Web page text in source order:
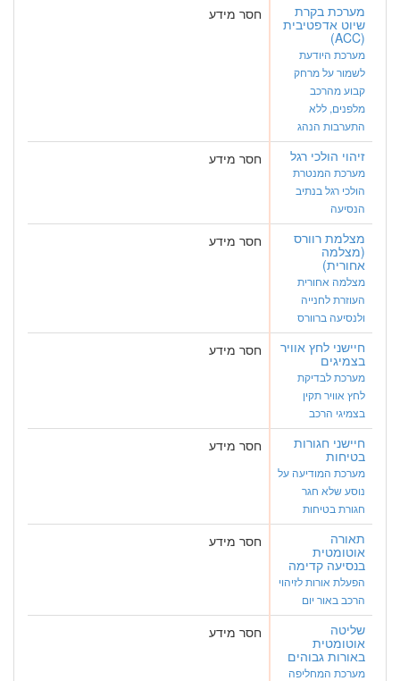
מערכת בקרת
שיוט אדפטיבית
(ACC)
מערכת היודעת
לשמור על מרחק
קבוע מהרכב
מלפנים, ללא
התערבות הנהג
חסר מידע
זיהוי הולכי רגל
מערכת המנטרת
הולכי רגל בנתיב
הנסיעה
חסר מידע
מצלמת רוורס
(מצלמה
אחורית)
מצלמה אחורית
העוזרת לחנייה
ולנסיעה ברוורס
חסר מידע
חיישני לחץ אוויר
בצמיגים
מערכת לבדיקת
לחץ אוויר תקין
בצמיגי הרכב
חסר מידע
חיישני חגורות
בטיחות
מערכת המודיעה על
נוסע שלא חגר
חגורת בטיחות
חסר מידע
תאורה
אוטומטית
בנסיעה קדימה
הפעלת אורות לזיהוי
הרכב באור יום
חסר מידע
שליטה
אוטומטית
באורות גבוהים
מערכת המחליפה
חסר מידע